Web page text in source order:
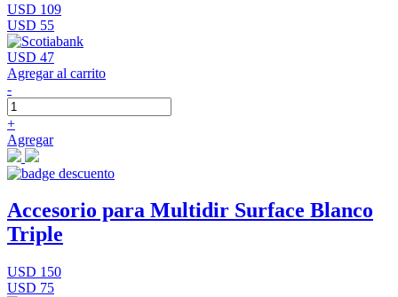
USD 109
USD 55
USD 47
Agregar al carrito
-
+
Agregar
Accesorio para Multidir Surface Blanco
Triple
USD 150
USD 75